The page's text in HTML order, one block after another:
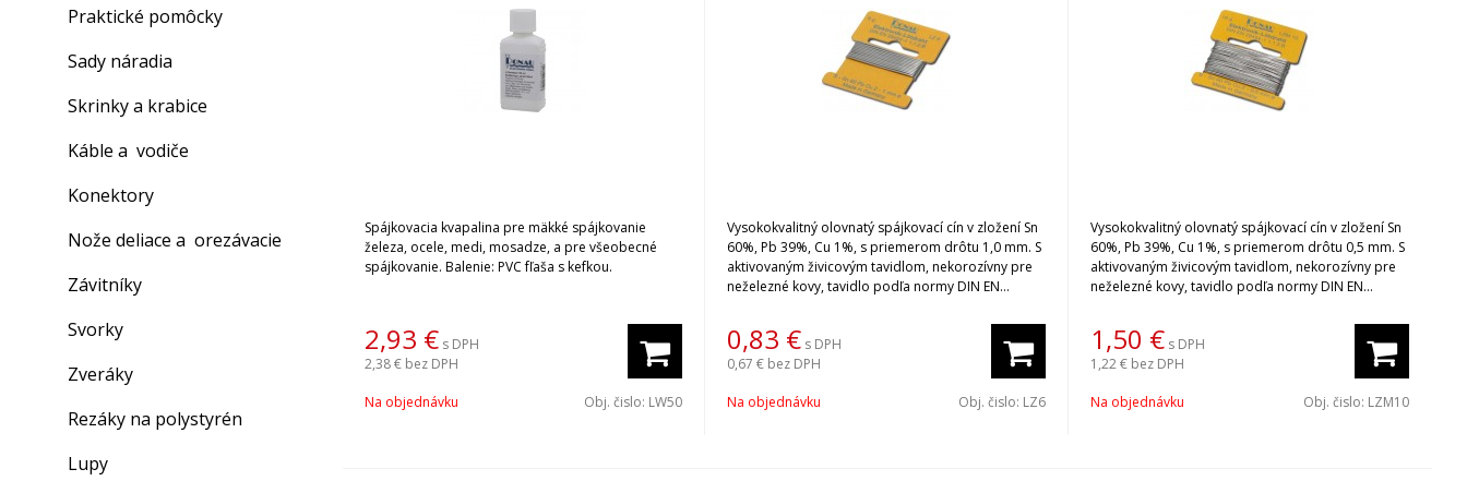
Spájkovacia kvapalina pre mäkké spájkovanie
železa, ocele, medi, mosadze, a pre všeobecné
spájkovanie. Balenie: PVC fľaša s kefkou.
2,93 € s DPH
2,38 € bez DPH
Na objednávku Obj. čislo: LW50
Vysokokvalitný olovnatý spájkovací cín v zložení Sn
60%, Pb 39%, Cu 1%, s priemerom drôtu 1,0 mm. S
aktivovaným živicovým tavidlom, nekorozívny pre
neželezné kovy, tavidlo podľa normy DIN EN
jednotlivých spájkovacích cínov si vyberiete po
kliknutí na Variant.
0,83 € s DPH
0,67 € bez DPH
Na objednávku Obj. čislo: LZ6
Vysokokvalitný olovnatý spájkovací cín v zložení Sn
60%, Pb 39%, Cu 1%, s priemerom drôtu 0,5 mm. S
aktivovaným živicovým tavidlom, nekorozívny pre
neželezné kovy, tavidlo podľa normy DIN EN
jednotlivých spájkovacích cínov si vyberiete po
kliknutí na Variant.
1,50 € s DPH
1,22 € bez DPH
Na objednávku Obj. čislo: LZM10
Praktické pomôcky
Sady náradia
Skrinky a krabice
Káble a vodiče
Konektory
Nože deliace a orezávacie
Závitníky
Svorky
Zveráky
Rezáky na polystyrén
Lupy